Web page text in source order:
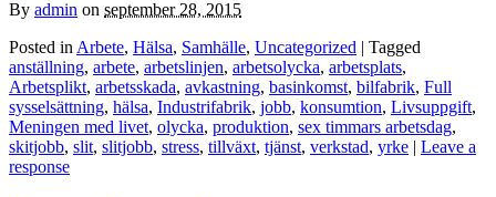
By admin on september 28, 2015
Posted in Arbete, Hälsa, Samhälle, Uncategorized | Tagged
anställning, arbete, arbetslinjen, arbetsolycka, arbetsplats,
Arbetsplikt, arbetsskada, avkastning, basinkomst, bilfabrik, Full
sysselsättning, hälsa, Industrifabrik, jobb, konsumtion, Livsuppgift,
Meningen med livet, olycka, produktion, sex timmars arbetsdag,
skitjobb, slit, slitjobb, stress, tillväxt, tjänst, verkstad, yrke | Leave a
response